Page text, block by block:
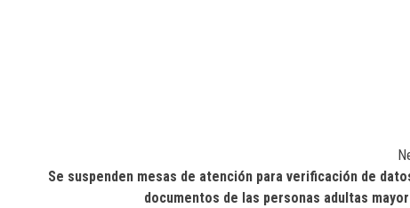
Se suspenden mesas de atención para verificación de
documentos de las personas adultas